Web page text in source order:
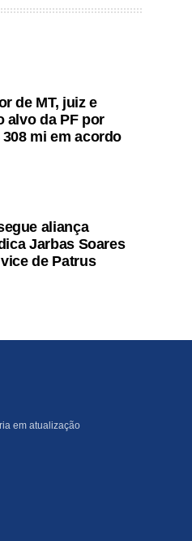
de MT, juiz e
alvo da PF por
mi em acordo
aliança
Jarbas Soares
de Patrus
em atualização